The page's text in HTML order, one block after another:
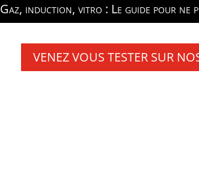
Gaz, induction, vitro : Le guide pour ne
VENEZ VOUS TESTER SUR